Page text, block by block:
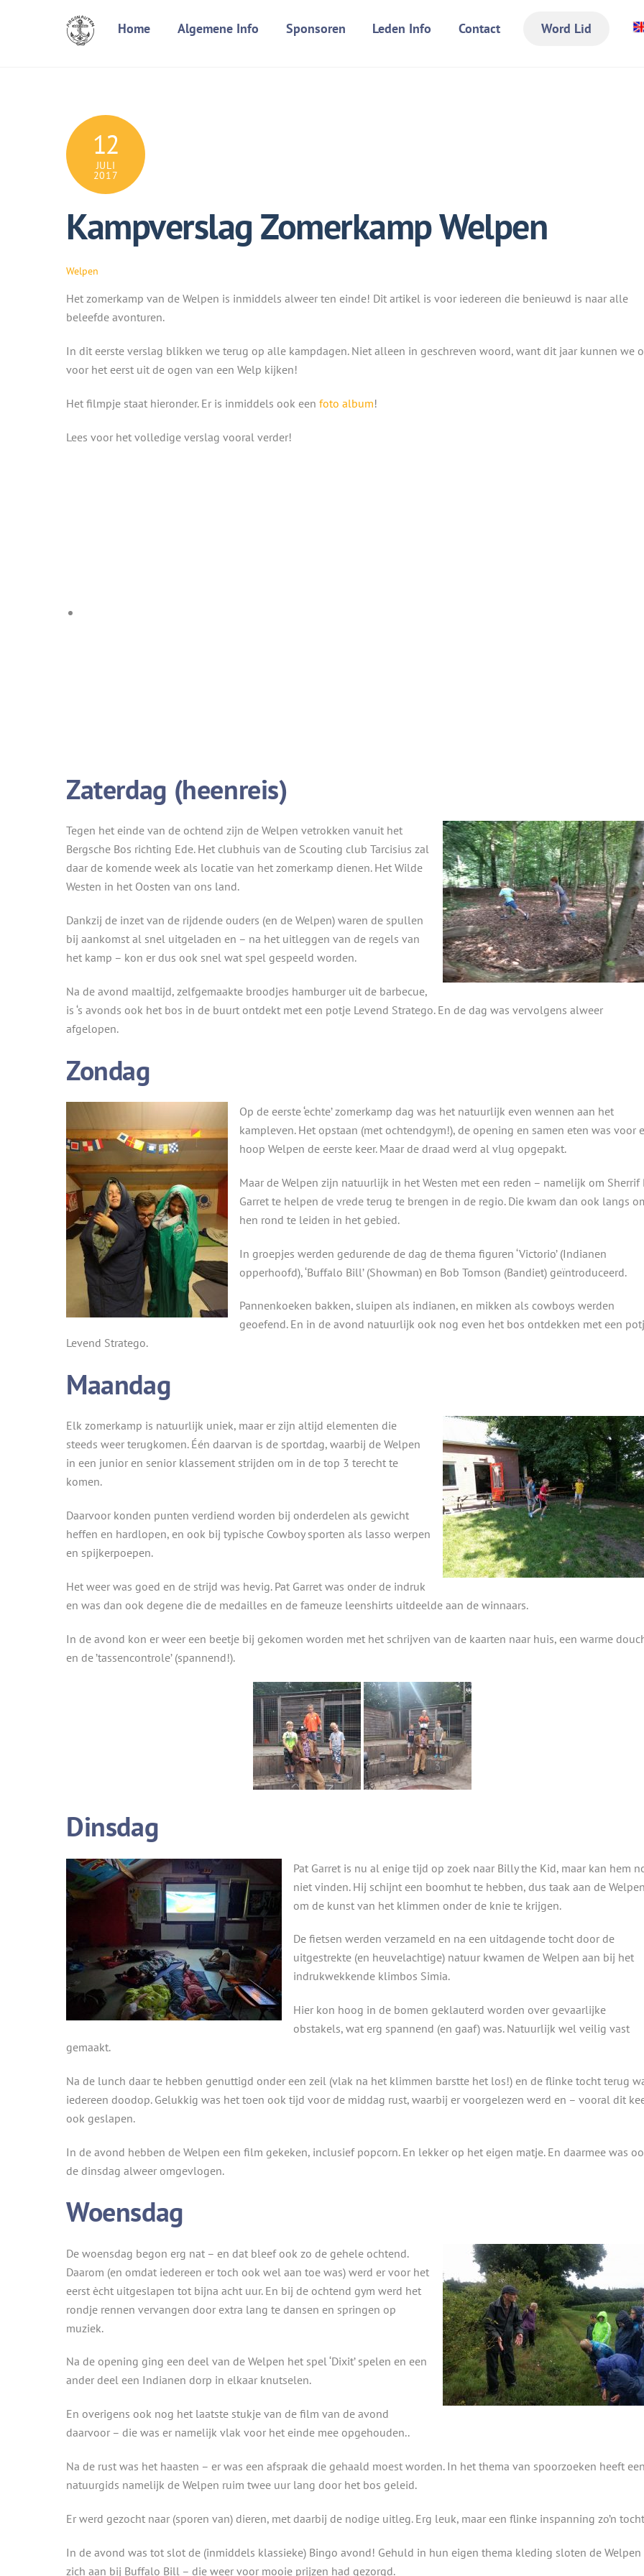
Home Algemene Info Sponsoren Leden Info Contact Word Lid
12
JULI
2017
Kampverslag Zomerkamp Welpen
Welpen
Het zomerkamp van de Welpen is inmiddels alweer ten einde! Dit artikel is voor iedereen die benieuwd is naar alle
beleefde avonturen.
In dit eerste verslag blikken we terug op alle kampdagen. Niet alleen in geschreven woord, want dit jaar kunnen we
voor het eerst uit de ogen van een Welp kijken!
Het filmpje staat hieronder. Er is inmiddels ook een foto album!
Lees voor het volledige verslag vooral verder!
Zaterdag (heenreis)
Tegen het einde van de ochtend zijn de Welpen vetrokken vanuit het
Bergsche Bos richting Ede. Het clubhuis van de Scouting club Tarcisius zal
daar de komende week als locatie van het zomerkamp dienen. Het Wilde
Westen in het Oosten van ons land.
Dankzij de inzet van de rijdende ouders (en de Welpen) waren de spullen
bij aankomst al snel uitgeladen en – na het uitleggen van de regels van
het kamp – kon er dus ook snel wat spel gespeeld worden.
Na de avond maaltijd, zelfgemaakte broodjes hamburger uit de barbecue,
is ‘s avonds ook het bos in de buurt ontdekt met een potje Levend Stratego. En de dag was vervolgens alweer
afgelopen.
Zondag
Op de eerste ‘echte’ zomerkamp dag was het natuurlijk even wennen aan het
kampleven. Het opstaan (met ochtendgym!), de opening en samen eten was voor
hoop Welpen de eerste keer. Maar de draad werd al vlug opgepakt.
Maar de Welpen zijn natuurlijk in het Westen met een reden – namelijk om Sherrif
Garret te helpen de vrede terug te brengen in de regio. Die kwam dan ook langs
hen rond te leiden in het gebied.
In groepjes werden gedurende de dag de thema figuren ‘Victorio’ (Indianen
opperhoofd), ‘Buffalo Bill’ (Showman) en Bob Tomson (Bandiet) geïntroduceerd.
Pannenkoeken bakken, sluipen als indianen, en mikken als cowboys werden
geoefend. En in de avond natuurlijk ook nog even het bos ontdekken met een
Levend Stratego.
Maandag
Elk zomerkamp is natuurlijk uniek, maar er zijn altijd elementen die
steeds weer terugkomen. Één daarvan is de sportdag, waarbij de Welpen
in een junior en senior klassement strijden om in de top 3 terecht te
komen.
Daarvoor konden punten verdiend worden bij onderdelen als gewicht
heffen en hardlopen, en ook bij typische Cowboy sporten als lasso werpen
en spijkerpoepen.
Het weer was goed en de strijd was hevig. Pat Garret was onder de indruk
en was dan ook degene die de medailles en de fameuze leenshirts uitdeelde aan de winnaars.
In de avond kon er weer een beetje bij gekomen worden met het schrijven van de kaarten naar huis, een warme
en de ’tassencontrole’ (spannend!).
Dinsdag
Pat Garret is nu al enige tijd op zoek naar Billy the Kid, maar kan hem
niet vinden. Hij schijnt een boomhut te hebben, dus taak aan de
om de kunst van het klimmen onder de knie te krijgen.
De fietsen werden verzameld en na een uitdagende tocht door de
uitgestrekte (en heuvelachtige) natuur kwamen de Welpen aan bij het
indrukwekkende klimbos Simia.
Hier kon hoog in de bomen geklauterd worden over gevaarlijke
obstakels, wat erg spannend (en gaaf) was. Natuurlijk wel veilig vast
gemaakt.
Na de lunch daar te hebben genuttigd onder een zeil (vlak na het klimmen barstte het los!) en de flinke tocht terug
iedereen doodop. Gelukkig was het toen ook tijd voor de middag rust, waarbij er voorgelezen werd en – vooral dit
ook geslapen.
In de avond hebben de Welpen een film gekeken, inclusief popcorn. En lekker op het eigen matje. En daarmee was
de dinsdag alweer omgevlogen.
Woensdag
De woensdag begon erg nat – en dat bleef ook zo de gehele ochtend.
Daarom (en omdat iedereen er toch ook wel aan toe was) werd er voor het
eerst ècht uitgeslapen tot bijna acht uur. En bij de ochtend gym werd het
rondje rennen vervangen door extra lang te dansen en springen op
muziek.
Na de opening ging een deel van de Welpen het spel ‘Dixit’ spelen en een
ander deel een Indianen dorp in elkaar knutselen.
En overigens ook nog het laatste stukje van de film van de avond
daarvoor – die was er namelijk vlak voor het einde mee opgehouden..
Na de rust was het haasten – er was een afspraak die gehaald moest worden. In het thema van spoorzoeken heeft
natuurgids namelijk de Welpen ruim twee uur lang door het bos geleid.
Er werd gezocht naar (sporen van) dieren, met daarbij de nodige uitleg. Erg leuk, maar een flinke inspanning zo’n
In de avond was tot slot de (inmiddels klassieke) Bingo avond! Gehuld in hun eigen thema kleding sloten de Welpen
zich aan bij Buffalo Bill – die weer voor mooie prijzen had gezorgd.